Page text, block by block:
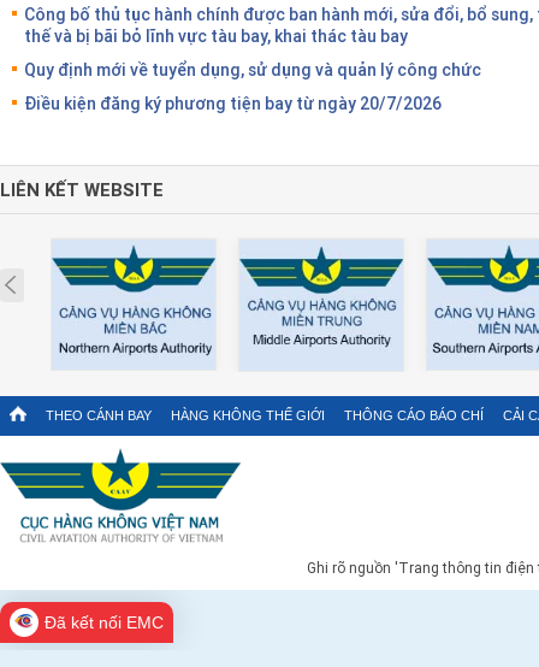
Công bố thủ tục hành chính được ban hành mới, sửa đổi, bổ sung,
thế và bị bãi bỏ lĩnh vực tàu bay, khai thác tàu bay
Quy định mới về tuyển dụng, sử dụng và quản lý công chức
Điều kiện đăng ký phương tiện bay từ ngày 20/7/2026
LIÊN KẾT WEBSITE
Prev
THEO CÁNH BAY HÀNG KHÔNG THẾ GIỚI THÔNG CÁO BÁO CHÍ CẢI
Ghi rõ nguồn 'Trang thông tin
Đã kết nối EMC